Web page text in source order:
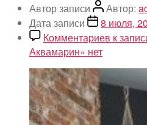
Автор записи Автор:
Дата записи
8 июля,
Комментариев к
Аквамарин» нет